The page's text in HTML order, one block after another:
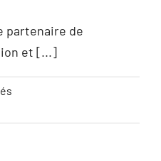
partenaire de
et [...]
C5